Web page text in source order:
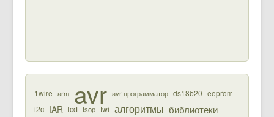
1wire arm avr avr программатор ds18b20 eeprom
i2c IAR lcd tsop twi алгоритмы библиотеки